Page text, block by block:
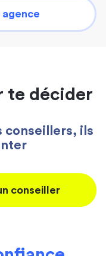
agence
te décider
conseillers, ils
conseiller